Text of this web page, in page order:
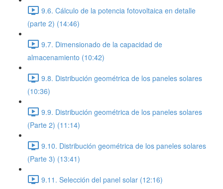
9.6. Cálculo de la potencia fotovoltaica en detalle
(parte 2) (14:46)
9.7. Dimensionado de la capacidad de
almacenamiento (10:42)
9.8. Distribución geométrica de los paneles solares
(10:36)
9.9. Distribución geométrica de los paneles solares
(Parte 2) (11:14)
9.10. Distribución geométrica de los paneles solares
(Parte 3) (13:41)
9.11. Selección del panel solar (12:16)